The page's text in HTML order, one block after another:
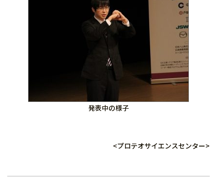
発表中の様子
<プロテオサイエンスセンター>